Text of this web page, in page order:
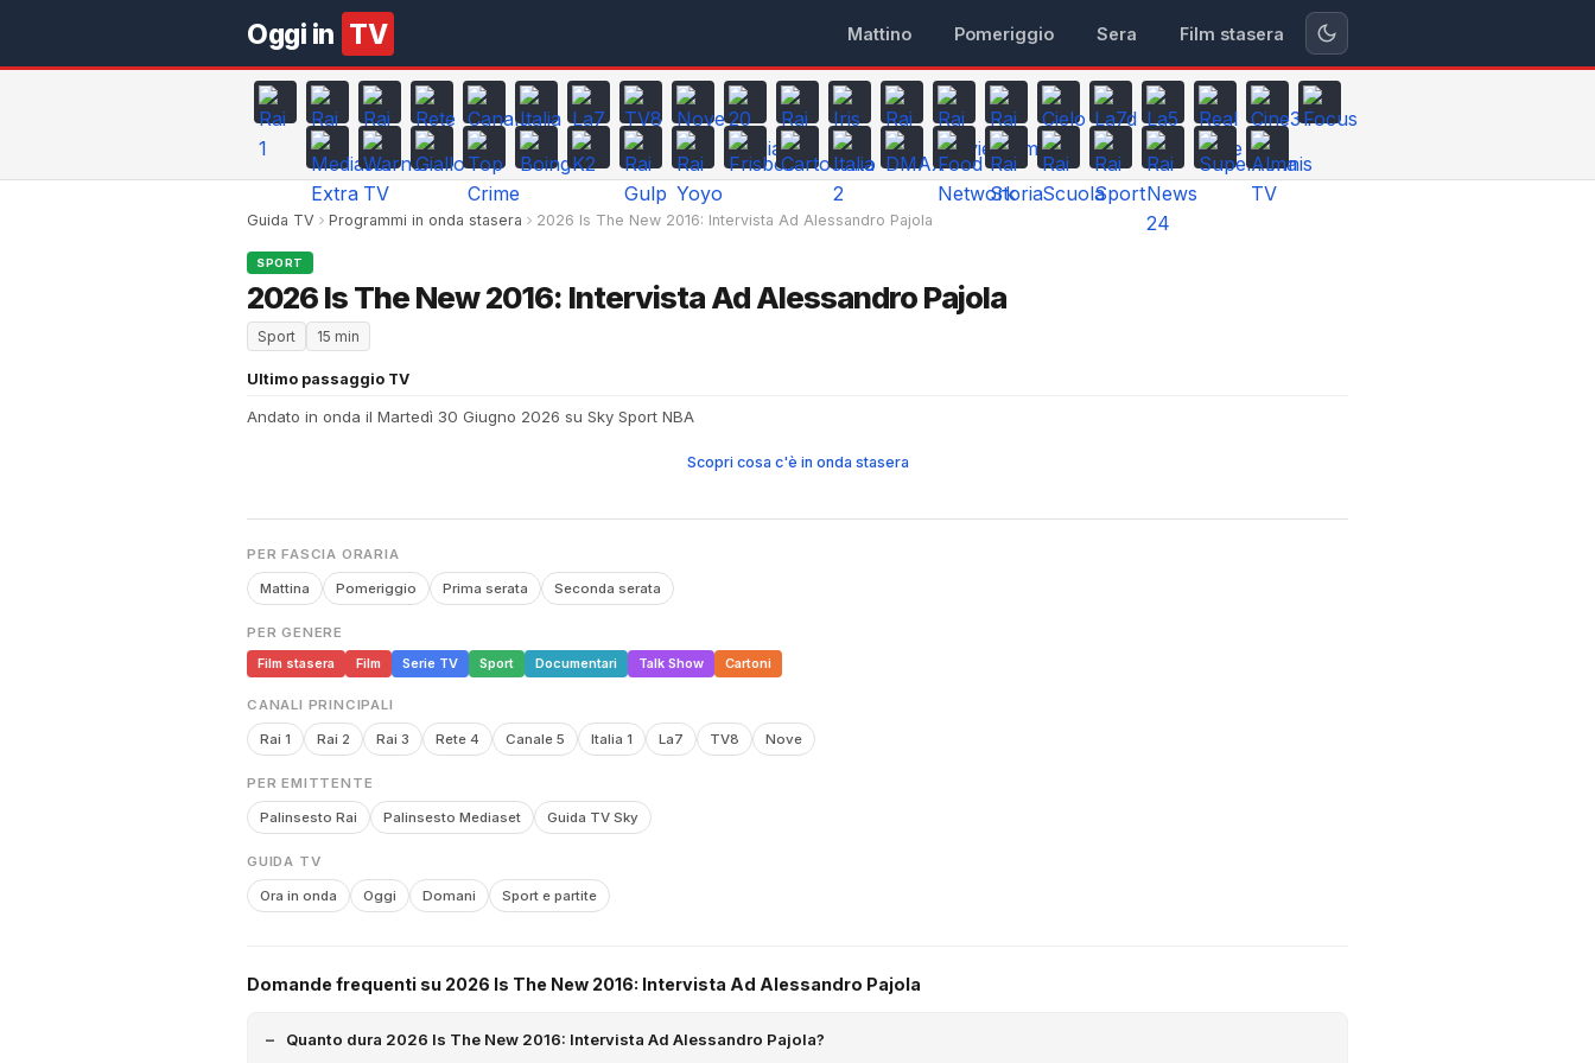
Oggi in TV Mattino Pomeriggio Sera Film stasera
Guida TV Programmi in onda stasera 2026 Is The New 2016: Intervista Ad Alessandro Pajola
SPORT
2026 Is The New 2016: Intervista Ad Alessandro Pajola
Sport 15 min
Ultimo passaggio TV
Andato in onda il Martedì 30 Giugno 2026 su Sky Sport NBA
Scopri cosa c'è in onda stasera
PER FASCIA ORARIA
Mattina Pomeriggio Prima serata Seconda serata
PER GENERE
Film stasera
Film Serie TV Sport Documentari Talk Show Cartoni
CANALI PRINCIPALI
Rai 1 Rai 2 Rai 3 Rete 4 Canale 5 Italia 1 La7 TV8 Nove
PER EMITTENTE
Palinsesto Rai Palinsesto Mediaset Guida TV Sky
GUIDA TV
Ora in onda Oggi Domani Sport e partite
Domande frequenti su 2026 Is The New 2016: Intervista Ad Alessandro Pajola
Quanto dura 2026 Is The New 2016: Intervista Ad Alessandro Pajola?